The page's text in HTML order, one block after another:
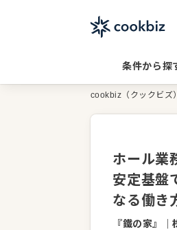
条件から探
cookbiz（クックビズ
ホール業
安定基盤
なる働き
『鐵の家』 ｜